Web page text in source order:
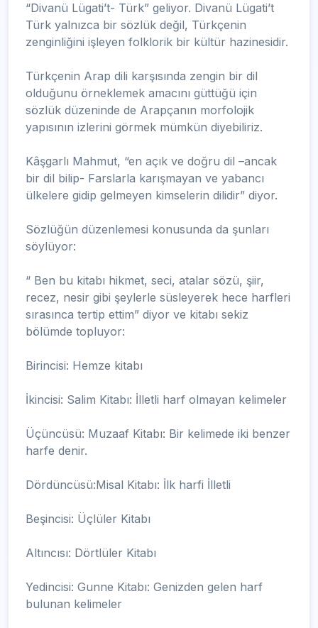
“Divanü Lügati’t- Türk” geliyor. Divanü Lügati’t
Türk yalnızca bir sözlük değil, Türkçenin
zenginliğini işleyen folklorik bir kültür hazinesidir.
Türkçenin Arap dili karşısında zengin bir dil
olduğunu örneklemek amacını güttüğü için
sözlük düzeninde de Arapçanın morfolojik
yapısının izlerini görmek mümkün diyebiliriz.
Kâşgarlı Mahmut, “en açık ve doğru dil –ancak
bir dil bilip- Farslarla karışmayan ve yabancı
ülkelere gidip gelmeyen kimselerin dilidir” diyor.
Sözlüğün düzenlemesi konusunda da şunları
söylüyor:
“ Ben bu kitabı hikmet, seci, atalar sözü, şiir,
recez, nesir gibi şeylerle süsleyerek hece harfleri
sırasınca tertip ettim” diyor ve kitabı sekiz
bölümde topluyor:
Birincisi: Hemze kitabı
İkincisi: Salim Kitabı: İlletli harf olmayan kelimeler
Üçüncüsü: Muzaaf Kitabı: Bir kelimede iki benzer
harfe denir.
Dördüncüsü:Misal Kitabı: İlk harfi İlletli
Beşincisi: Üçlüler Kitabı
Altıncısı: Dörtlüler Kitabı
Yedincisi: Gunne Kitabı: Genizden gelen harf
bulunan kelimeler